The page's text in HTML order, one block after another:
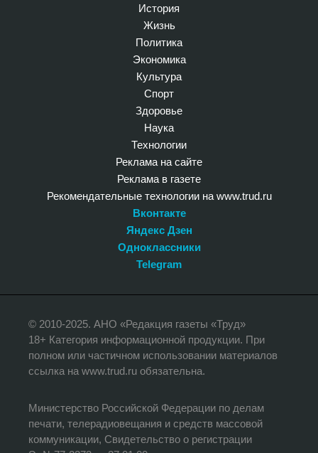
История
Жизнь
Политика
Экономика
Культура
Спорт
Здоровье
Наука
Технологии
Реклама на сайте
Реклама в газете
Рекомендательные технологии на www.trud.ru
Вконтакте
Яндекс Дзен
Одноклассники
Telegram
© 2010-2025. АНО «Редакция газеты «Труд»
18+ Категория информационной продукции. При
полном или частичном использовании материалов
ссылка на www.trud.ru обязательна.
Министерство Российской Федерации по делам
печати, телерадиовещания и средств массовой
коммуникации, Свидетельство о регистрации